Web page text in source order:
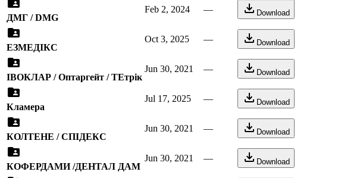
ДМГ / DMG
Feb 2, 2024 — Download
ЕЗМЕДІКС
Oct 3, 2025 — Download
ІВОКЛАР / Оптаргейт / ТЕтрік
Jun 30, 2021 — Download
Кламера
Jul 17, 2025 — Download
КОЛТЕНЕ / СПІДЕКС
Jun 30, 2021 — Download
КОФЕРДАМИ /ДЕНТАЛ ДАМ
Jun 30, 2021 — Download